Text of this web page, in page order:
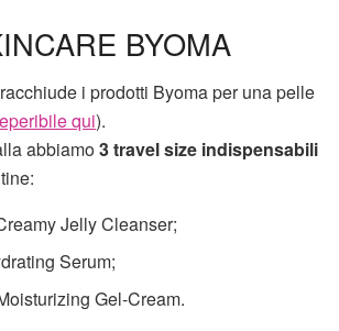
BYOMA
i prodotti Byoma per una pelle
qui).
abbiamo3 travel size indispensabili
Jelly Cleanser;
Serum;
Gel-Cream.